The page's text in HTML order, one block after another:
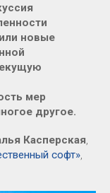
новые
мер
другое.
Касперская,
софт»,